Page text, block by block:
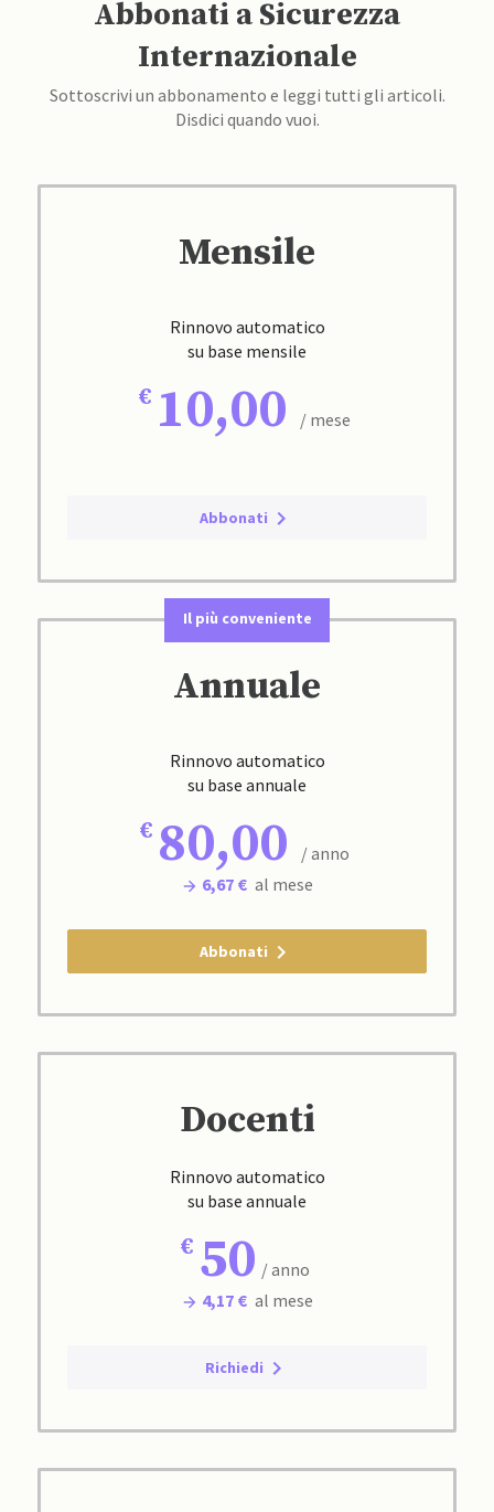
Abbonati a Sicurezza
Internazionale
Sottoscrivi un abbonamento e leggi tutti gli articoli.
Disdici quando vuoi.
Mensile
Rinnovo automatico
su base mensile
10,00 / mese
Abbonati
Il più conveniente
Annuale
Rinnovo automatico
su base annuale
80,00
/ anno
6,67 € al mese
Abbonati
Docenti
Rinnovo automatico
su base annuale
50 / anno
4,17 € al mese
Richiedi